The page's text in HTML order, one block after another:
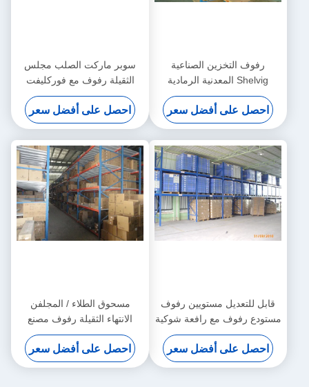
رفوف التخزين الصناعية
Shelvig المعدنية الرمادية
للمركز اللوجستي
احصل على أفضل سعر
سوبر ماركت الصلب مجلس
الثقيلة رفوف مع فوركليفت
دخول / استخراج، 2-8 متر
احصل على أفضل سعر
قابل للتعديل مستويين رفوف
مستودع رفوف مع رافعة شوكية
تتحرك، 5000KG
احصل على أفضل سعر
مسحوق الطلاء / المجلفن
الانتهاء الثقيلة رفوف مصنع
رفوف التخزين
احصل على أفضل سعر